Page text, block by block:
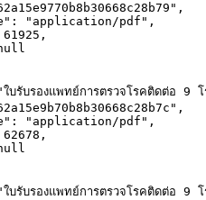
" ,
: " application/pdf " ,
61925 ,
ใบรับรองแพทย์การตรวจโรคติดต่อ
" ,
: " application/pdf " ,
62678 ,
ใบรับรองแพทย์การตรวจโรคติดต่อ